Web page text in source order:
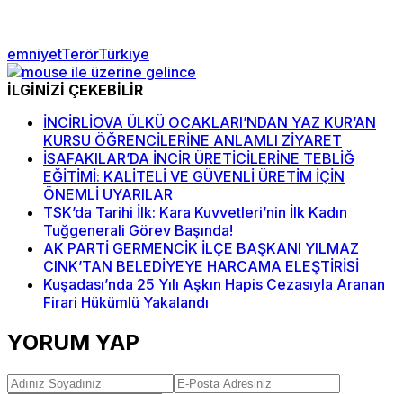
emniyetTerörTürkiye
İLGİNİZİ ÇEKEBİLİR
İNCİRLİOVA ÜLKÜ OCAKLARI’NDAN YAZ KUR’AN
KURSU ÖĞRENCİLERİNE ANLAMLI ZİYARET
İSAFAKILAR’DA İNCİR ÜRETİCİLERİNE TEBLİĞ
EĞİTİMİ: KALİTELİ VE GÜVENLİ ÜRETİM İÇİN
ÖNEMLİ UYARILAR
TSK’da Tarihi İlk: Kara Kuvvetleri’nin İlk Kadın
Tuğgenerali Görev Başında!
AK PARTİ GERMENCİK İLÇE BAŞKANI YILMAZ
CINK’TAN BELEDİYEYE HARCAMA ELEŞTİRİSİ
Kuşadası’nda 25 Yılı Aşkın Hapis Cezasıyla Aranan
Firari Hükümlü Yakalandı
YORUM YAP